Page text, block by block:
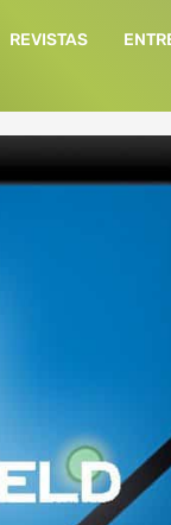
REVISTAS